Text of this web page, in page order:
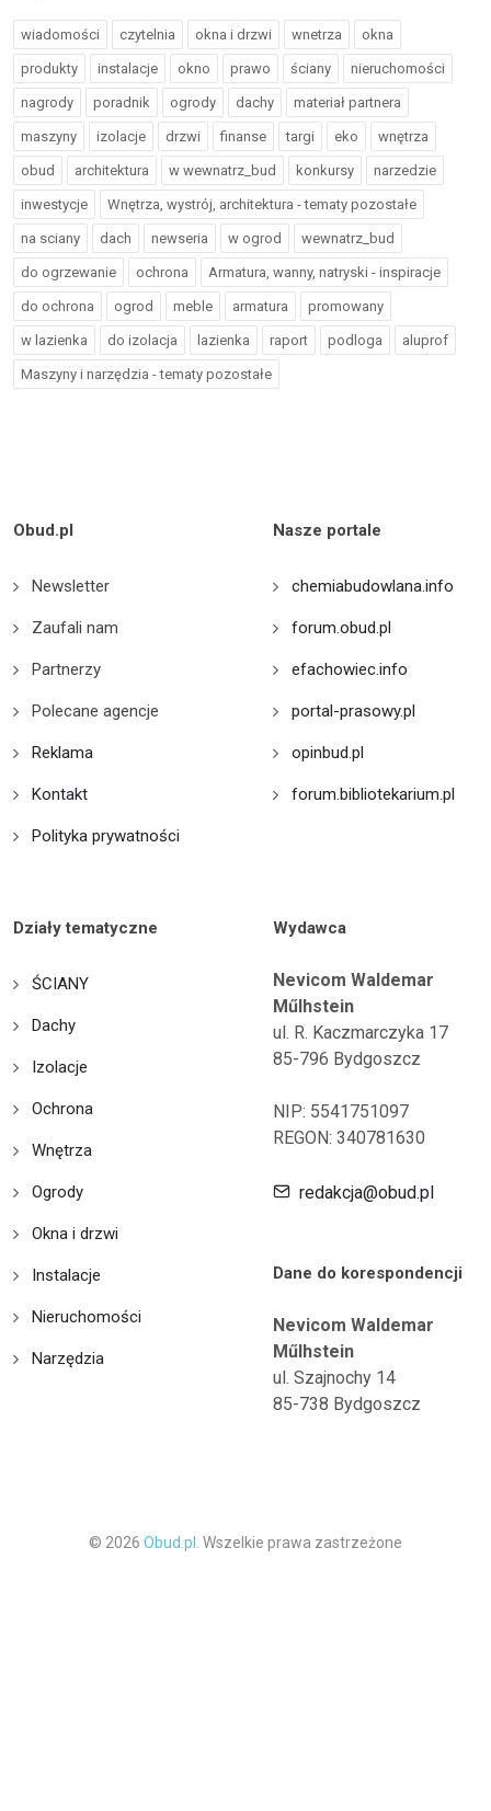
wiadomości czytelnia okna i drzwi wnetrza okna
produkty instalacje okno prawo ściany nieruchomości
nagrody poradnik ogrody dachy materiał partnera
maszyny izolacje drzwi finanse targi eko wnętrza
obud architektura w wewnatrz_bud konkursy narzedzie
inwestycje Wnętrza, wystrój, architektura - tematy pozostałe
na sciany dach newseria w ogrod wewnatrz_bud
do ogrzewanie ochrona Armatura, wanny, natryski - inspiracje
do ochrona ogrod meble armatura promowany
w lazienka do izolacja lazienka raport podloga aluprof
Maszyny i narzędzia - tematy pozostałe
Obud.pl
Newsletter
Zaufali nam
Partnerzy
Polecane agencje
Reklama
Kontakt
Polityka prywatności
Nasze portale
chemiabudowlana.info
forum.obud.pl
efachowiec.info
portal-prasowy.pl
opinbud.pl
forum.bibliotekarium.pl
Działy tematyczne
ŚCIANY
Dachy
Izolacje
Ochrona
Wnętrza
Ogrody
Okna i drzwi
Instalacje
Nieruchomości
Narzędzia
Wydawca
Nevicom Waldemar
Műlhstein
ul. R. Kaczmarczyka 17
85-796 Bydgoszcz
NIP: 5541751097
REGON: 340781630
redakcja@obud.pl
Dane do korespondencji
Nevicom Waldemar
Műlhstein
ul. Szajnochy 14
85-738 Bydgoszcz
© 2026 Obud.pl. Wszelkie prawa zastrzeżone